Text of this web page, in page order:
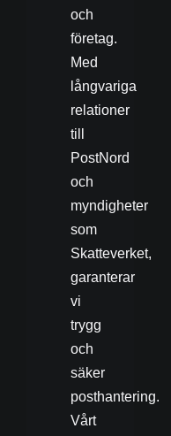
och
företag.
Med
långvariga
relationer
till
PostNord
och
myndigheter
som
Skatteverket,
garanterar
vi
trygg
och
säker
posthantering.
Vårt